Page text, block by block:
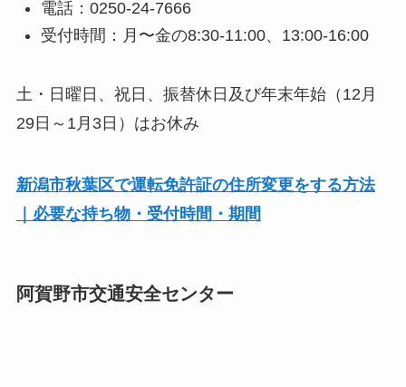
電話：0250-24-7666
受付時間：月〜金の8:30-11:00、13:00-16:00
土・日曜日、祝日、振替休日及び年末年始（12月
29日～1月3日）はお休み
新潟市秋葉区で運転免許証の住所変更をする方法
｜必要な持ち物・受付時間・期間
阿賀野市交通安全センター